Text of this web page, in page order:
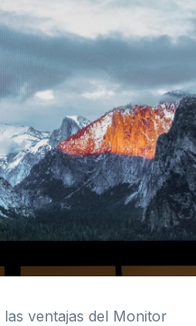
ventajas del Monitor